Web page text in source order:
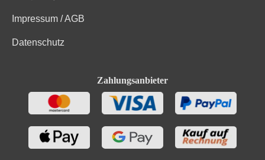
Impressum / AGB
Datenschutz
Zahlungsanbieter